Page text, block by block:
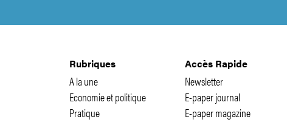
Rubriques
A la une
Economie et politique
Pratique
Accès Rapide
Newsletter
E-paper journal
E-paper magazine